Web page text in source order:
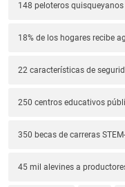
148 peloteros quisqueyanos
18% de los hogares recibe
22 características de
250 centros educativos
350 becas de carreras
45 mil alevines a